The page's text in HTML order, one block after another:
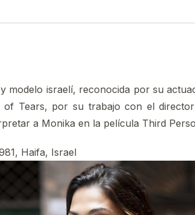
modelo israelí, reconocida por su
of Tears, por su trabajo con el
a Monika en la película Third
Haifa, Israel